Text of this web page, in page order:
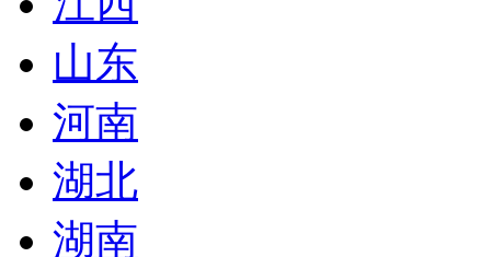
山东
河南
湖北
湖南